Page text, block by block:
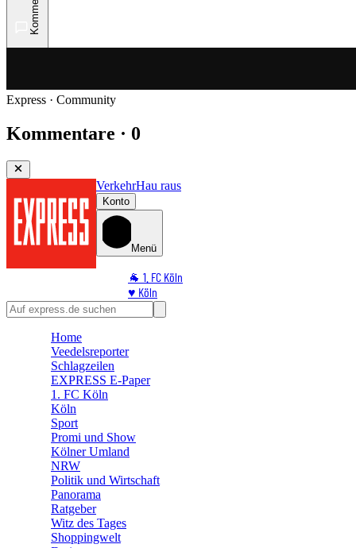
Express · Community
Kommentare · 0
VerkehrHau raus
Konto
Menü
🐐 1. FC Köln
♥️ Köln
⭐ Promi
🛒 Shoppingwelt
Home
Veedelsreporter
Schlagzeilen
EXPRESS E-Paper
1. FC Köln
Köln
Sport
Promi und Show
Kölner Umland
NRW
Politik und Wirtschaft
Panorama
Ratgeber
Witz des Tages
Shoppingwelt